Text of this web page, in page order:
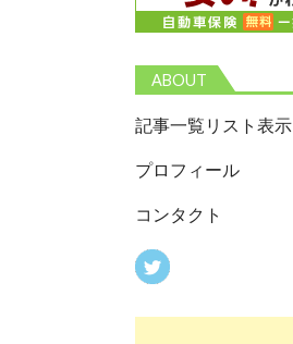
ABOUT
記事一覧リスト表示
プロフィール
コンタクト